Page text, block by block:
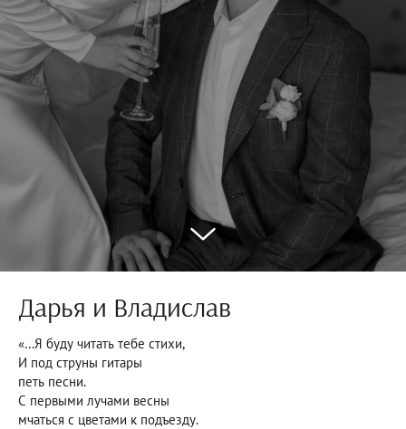
Дарья и Владислав
«…Я буду читать тебе стихи,
И под струны гитары
петь песни.
С первыми лучами весны
мчаться с цветами к подъезду.